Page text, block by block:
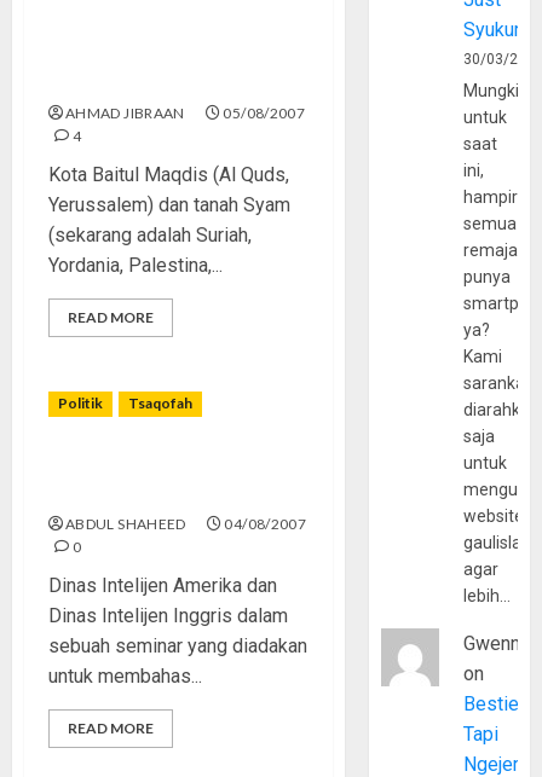
AHMAD JIBRAAN
05/08/2007
4
Kota Baitul Maqdis (Al Quds,
Yerussalem) dan tanah Syam
(sekarang adalah Suriah,
Yordania, Palestina,...
READ MORE
Politik Tsaqofah
ABDUL SHAHEED
04/08/2007
0
Dinas Intelijen Amerika dan
Dinas Intelijen Inggris dalam
sebuah seminar yang diadakan
untuk membahas...
READ MORE
Syukur
30/03/
Mungkin
untuk
saat
ini,
hampir
semua
remaja
punya
ya?
Kami
sarankan,
diarahkan
saja
untuk
website
agar
lebih…
Gwenny
on
Bestie
Tapi